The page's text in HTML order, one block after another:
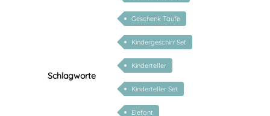
Schlagworte
Geschenk Taufe
Kindergeschirr Set
Kinderteller
Kinderteller Set
Elefant